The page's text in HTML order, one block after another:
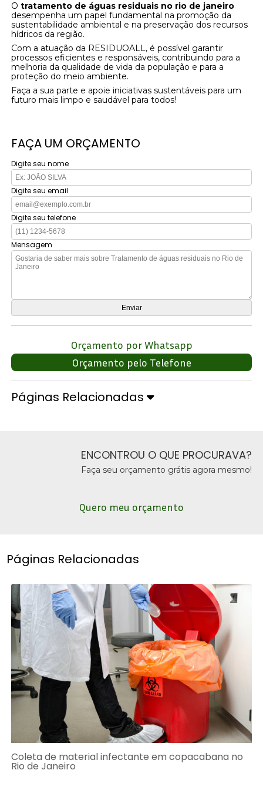
Otratamento de águas residuais no rio de janeiro
desempenha um papel fundamental na promoção da
sustentabilidade ambiental e na preservação dos recursos
hídricos da região.
Com a atuação da RESIDUOALL, é possível garantir
processos eficientes e responsáveis, contribuindo para a
melhoria da qualidade de vida da população e para a
proteção do meio ambiente.
Faça a sua parte e apoie iniciativas sustentáveis para um
futuro mais limpo e saudável para todos!
FAÇA UM ORÇAMENTO
Digite seu nome
Digite seu email
Digite seu telefone
Mensagem
Orçamento por Whatsapp
Orçamento pelo Telefone
Páginas Relacionadas
ENCONTROU O QUE PROCURAVA?
Faça seu orçamento grátis agora mesmo!
Quero meu orçamento
Páginas Relacionadas
Coleta de material infectante em copacabana no
Rio de Janeiro